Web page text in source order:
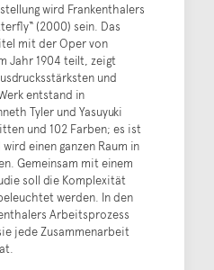
wird Frankenthalers
(2000) sein. Das
mit der Oper von
Jahr 1904 teilt, zeigt
und
entstand in
Tyler und Yasuyuki
und 102 Farben; es ist
einen ganzen Raum in
Gemeinsam mit einem
soll die Komplexität
werden. In den
Arbeitsprozess
jede Zusammenarbeit